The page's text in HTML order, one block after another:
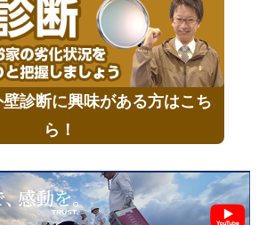
壁診断に興味がある方はこち
ら！